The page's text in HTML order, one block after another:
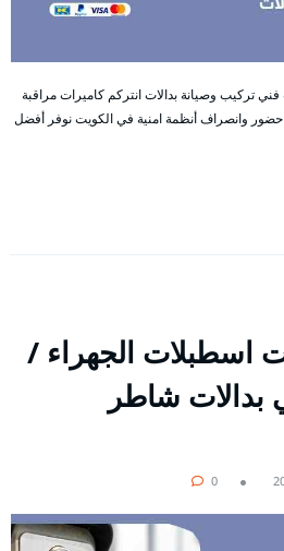
تركيب وصيانة بدالات انتركم كاميرات مراقبة
وانصراف أنظمة امنية في الكويت نوفر أفضل
اسطبلات الجهراء /
/ فني بدالات شاطر
0